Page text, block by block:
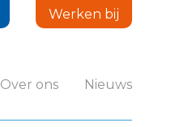
Werken bij
Over ons Nieuws